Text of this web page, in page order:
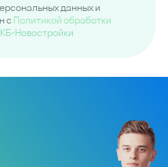
данных и
c Политикой обработки
Новостройки